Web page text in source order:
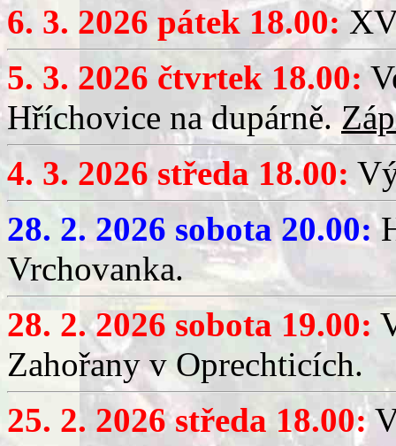
6. 3. 2026 pátek 18.00:
5. 3. 2026 čtvrtek 18.00:
Hříchovice na dupárně.
4. 3. 2026 středa 18.00:
28. 2. 2026 sobota 20.00:
Vrchovanka.
28. 2. 2026 sobota 19.00:
Zahořany v Oprechticích.
25. 2. 2026 středa 18.00: